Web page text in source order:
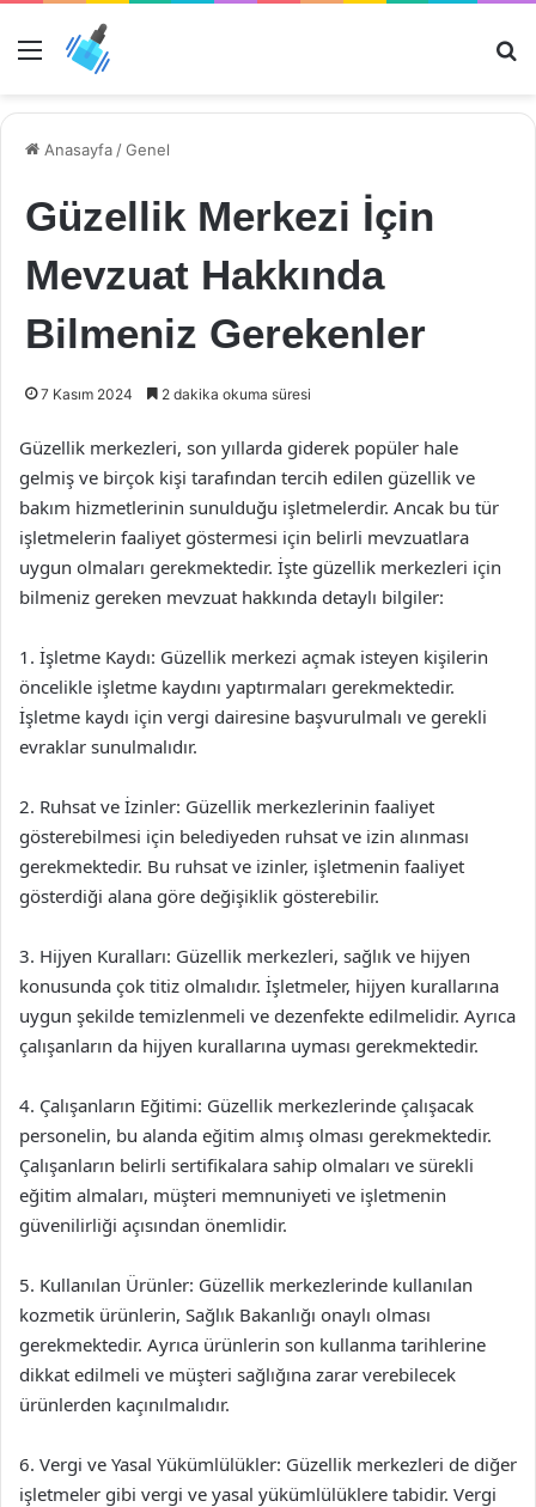
Menü
Anasayfa /Genel
Güzellik Merkezi İçin
Mevzuat Hakkında
Bilmeniz Gerekenler
7 Kasım 2024 2 dakika okuma süresi
Güzellik merkezleri, son yıllarda giderek popüler hale
gelmiş ve birçok kişi tarafından tercih edilen güzellik ve
bakım hizmetlerinin sunulduğu işletmelerdir. Ancak bu tür
işletmelerin faaliyet göstermesi için belirli mevzuatlara
uygun olmaları gerekmektedir. İşte güzellik merkezleri için
bilmeniz gereken mevzuat hakkında detaylı bilgiler:
1. İşletme Kaydı: Güzellik merkezi açmak isteyen kişilerin
öncelikle işletme kaydını yaptırmaları gerekmektedir.
İşletme kaydı için vergi dairesine başvurulmalı ve gerekli
evraklar sunulmalıdır.
2. Ruhsat ve İzinler: Güzellik merkezlerinin faaliyet
gösterebilmesi için belediyeden ruhsat ve izin alınması
gerekmektedir. Bu ruhsat ve izinler, işletmenin faaliyet
gösterdiği alana göre değişiklik gösterebilir.
3. Hijyen Kuralları: Güzellik merkezleri, sağlık ve hijyen
konusunda çok titiz olmalıdır. İşletmeler, hijyen kurallarına
uygun şekilde temizlenmeli ve dezenfekte edilmelidir. Ayrıca
çalışanların da hijyen kurallarına uyması gerekmektedir.
4. Çalışanların Eğitimi: Güzellik merkezlerinde çalışacak
personelin, bu alanda eğitim almış olması gerekmektedir.
Çalışanların belirli sertifikalara sahip olmaları ve sürekli
eğitim almaları, müşteri memnuniyeti ve işletmenin
güvenilirliği açısından önemlidir.
5. Kullanılan Ürünler: Güzellik merkezlerinde kullanılan
kozmetik ürünlerin, Sağlık Bakanlığı onaylı olması
gerekmektedir. Ayrıca ürünlerin son kullanma tarihlerine
dikkat edilmeli ve müşteri sağlığına zarar verebilecek
ürünlerden kaçınılmalıdır.
6. Vergi ve Yasal Yükümlülükler: Güzellik merkezleri de diğer
işletmeler gibi vergi ve yasal yükümlülüklere tabidir. Vergi